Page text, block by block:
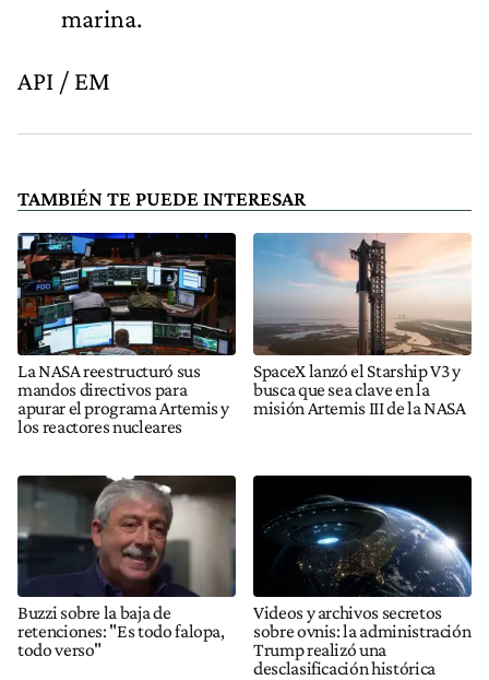
marina.
API / EM
TAMBIÉN TE PUEDE INTERESAR
La NASA reestructuró sus
mandos directivos para
apurar el programa Artemis y
los reactores nucleares
SpaceX lanzó el Starship V3 y
busca que sea clave en la
misión Artemis III de la NASA
Buzzi sobre la baja de
retenciones: "Es todo falopa,
todo verso"
Videos y archivos secretos
sobre ovnis: la administración
Trump realizó una
desclasificación histórica